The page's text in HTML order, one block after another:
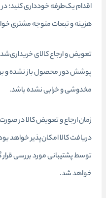
اقدام یک‌طرفه خودداری کنید؛
هزینه و تبعات متوجه مشتری
تعویض و ارجاع کالای
پوشش دور محصول باز نشده و
مخدوشی و خرابی نشده باشد.
دریافت کالا امکان‌پذیر خواهد
توسط پشتیبانی مورد بررسی قرار
خواهد شد.